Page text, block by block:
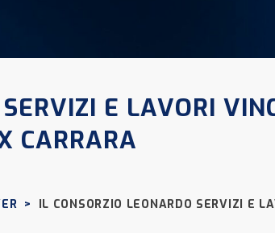
E LAVORI
CARRARA
>
IL CONSORZIO LEONARDO SERVIZI E